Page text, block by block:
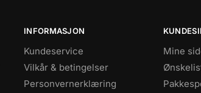
INFORMASJON
Kundeservice
Vilkår & betingelser
Personvernerklæring
Mine